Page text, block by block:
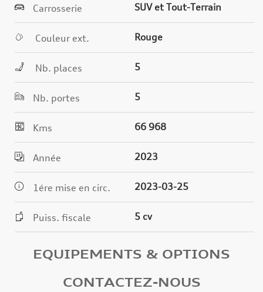
Carrosserie SUV et Tout-Terrain
Couleur ext. Rouge
Nb. places 5
Nb. portes 5
Kms 66 968
Année 2023
1ére mise en circ. 2023-03-25
Puiss. fiscale 5 cv
EQUIPEMENTS & OPTIONS
CONTACTEZ-NOUS